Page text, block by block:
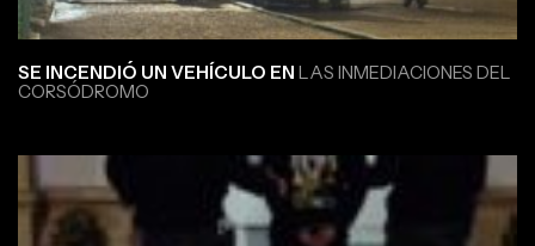
SE INCENDIÓ UN VEHÍCULO EN LAS INMEDIACIONES DEL
CORSÓDROMO